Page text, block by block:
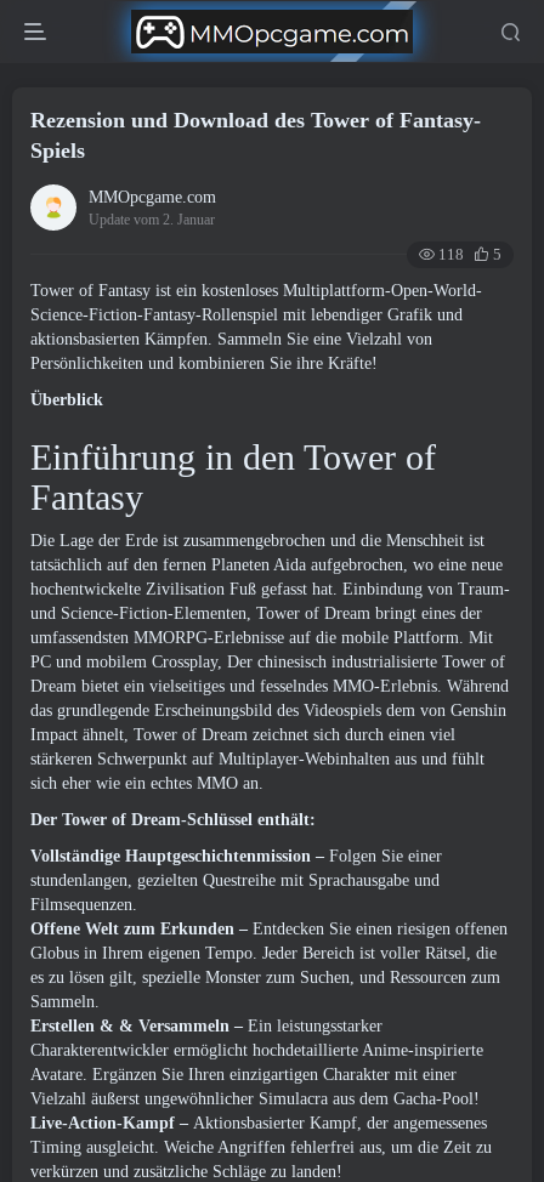
Rezension und Download des Tower of Fantasy-
Spiels
MMOpcgame.com
Update vom 2. Januar
118
5
Tower of Fantasy ist ein kostenloses Multiplattform-Open-World-
Science-Fiction-Fantasy-Rollenspiel mit lebendiger Grafik und
aktionsbasierten Kämpfen. Sammeln Sie eine Vielzahl von
Persönlichkeiten und kombinieren Sie ihre Kräfte!
Überblick
Einführung in den Tower of
Fantasy
Die Lage der Erde ist zusammengebrochen und die Menschheit ist
tatsächlich auf den fernen Planeten Aida aufgebrochen, wo eine neue
hochentwickelte Zivilisation Fuß gefasst hat. Einbindung von Traum-
und Science-Fiction-Elementen, Tower of Dream bringt eines der
umfassendsten MMORPG-Erlebnisse auf die mobile Plattform. Mit
PC und mobilem Crossplay, Der chinesisch industrialisierte Tower of
Dream bietet ein vielseitiges und fesselndes MMO-Erlebnis. Während
das grundlegende Erscheinungsbild des Videospiels dem von Genshin
Impact ähnelt, Tower of Dream zeichnet sich durch einen viel
stärkeren Schwerpunkt auf Multiplayer-Webinhalten aus und fühlt
sich eher wie ein echtes MMO an.
Der Tower of Dream-Schlüssel enthält:
Vollständige Hauptgeschichtenmission – Folgen Sie einer
stundenlangen, gezielten Questreihe mit Sprachausgabe und
Filmsequenzen.
Offene Welt zum Erkunden – Entdecken Sie einen riesigen offenen
Globus in Ihrem eigenen Tempo. Jeder Bereich ist voller Rätsel, die
es zu lösen gilt, spezielle Monster zum Suchen, und Ressourcen zum
Sammeln.
Erstellen & & Versammeln – Ein leistungsstarker
Charakterentwickler ermöglicht hochdetaillierte Anime-inspirierte
Avatare. Ergänzen Sie Ihren einzigartigen Charakter mit einer
Vielzahl äußerst ungewöhnlicher Simulacra aus dem Gacha-Pool!
Live-Action-Kampf – Aktionsbasierter Kampf, der angemessenes
Timing ausgleicht. Weiche Angriffen fehlerfrei aus, um die Zeit zu
verkürzen und zusätzliche Schläge zu landen!